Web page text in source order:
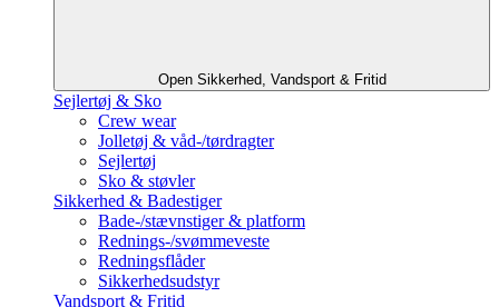
Open Sikkerhed, Vandsport & Fritid
Sejlertøj & Sko
Crew wear
Jolletøj & våd-/tørdragter
Sejlertøj
Sko & støvler
Sikkerhed & Badestiger
Bade-/stævnstiger & platform
Rednings-/svømmeveste
Redningsflåder
Sikkerhedsudstyr
Vandsport & Fritid